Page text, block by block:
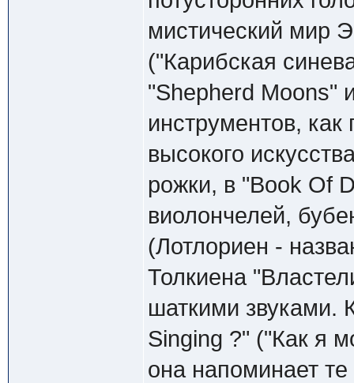
мистический мир
("Карибская
"Shepherd Moons"
инструментов, как
высокого
рожки, в "Book Of
виолончелей,
(Лотлориен -
Толкиена
шаткими звуками.
Singing ?" ("Как я
она напоминает